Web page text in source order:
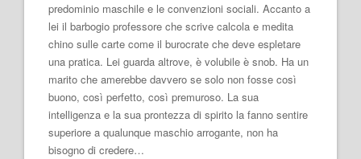
predominio maschile e le convenzioni sociali. Accanto a
lei il barbogio professore che scrive calcola e medita
chino sulle carte come il burocrate che deve espletare
una pratica. Lei guarda altrove, è volubile è snob. Ha un
marito che amerebbe davvero se solo non fosse così
buono, così perfetto, così premuroso. La sua
intelligenza e la sua prontezza di spirito la fanno sentire
superiore a qualunque maschio arrogante, non ha
bisogno di credere…